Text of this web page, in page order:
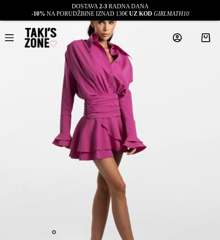
DOSTAVA2-3RADNA DANA
-10% NA PORUDŽBINE IZNAD 130€ UZ KOD GIRLMATH10